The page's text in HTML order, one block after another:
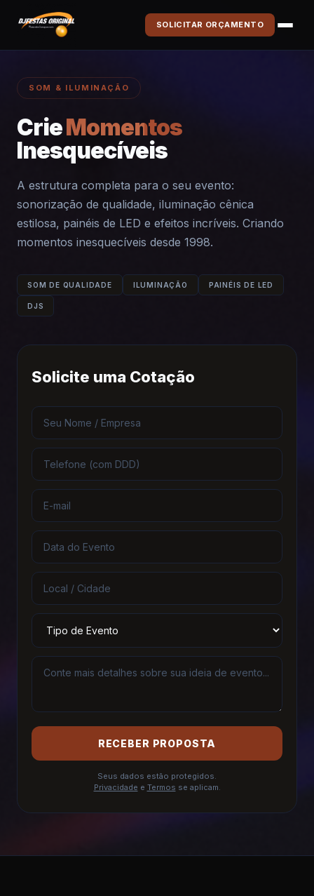
SOLICITAR ORÇAMENTO
SOM & ILUMINAÇÃO
CrieMomentos
Inesquecíveis
A estrutura completa para o seu evento:
sonorização de qualidade, iluminação cênica
estilosa, painéis de LED e efeitos incríveis. Criando
momentos inesquecíveis desde 1998.
SOM DE QUALIDADE ILUMINAÇÃO PAINÉIS DE LED
DJS
Solicite uma Cotação
RECEBER PROPOSTA
Seus dados estão protegidos.
Privacidade e Termos se aplicam.